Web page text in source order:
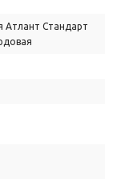
Атлант Стандарт